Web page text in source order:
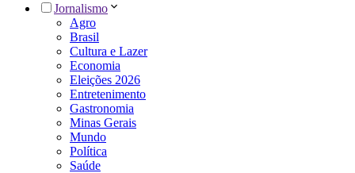
Jornalismo
Agro
Brasil
Cultura e Lazer
Economia
Eleições 2026
Entretenimento
Gastronomia
Minas Gerais
Mundo
Política
Saúde